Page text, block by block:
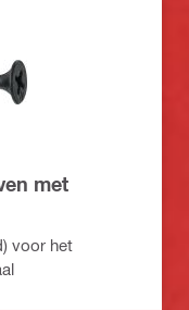
met
voor het